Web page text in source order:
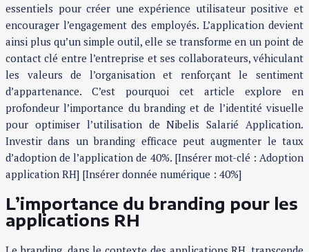
essentiels pour créer une expérience utilisateur positive et
encourager l’engagement des employés. L’application devient
ainsi plus qu’un simple outil, elle se transforme en un point de
contact clé entre l’entreprise et ses collaborateurs, véhiculant
les valeurs de l’organisation et renforçant le sentiment
d’appartenance. C’est pourquoi cet article explore en
profondeur l’importance du branding et de l’identité visuelle
pour optimiser l’utilisation de Nibelis Salarié Application.
Investir dans un branding efficace peut augmenter le taux
d’adoption de l’application de 40%. [Insérer mot-clé : Adoption
application RH] [Insérer donnée numérique : 40%]
L’importance du branding pour les
applications RH